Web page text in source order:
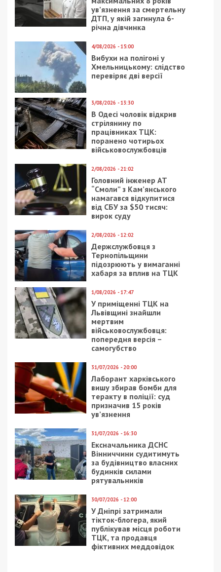
Рекламні блоки дають нам змогу
залишатися незалежними ЗМІ, а вам -
отримувати найсвіжіші новини під ними.
Приєднуйтесь також до 49000 в Google News. Слідкуйте
за останніми новинами!
Читайте також
Предыдущая статья:
В Днепре стреляли из-за вентилятора
Следующая статья:
ЧП в Днепре: из окна третьего этажа
выпал первоклассник
СУСПІЛЬСТВО
11/01/2019 - 17:40
спилил
антипарковочный
столбик
23/10/2024 - 11:33
йде у відставку на тлі
гучних скандалів із
фальшивими
інвалідностями
посадовців
прокуратури
Ночью в Днепре сгорел
мужчина
8/11/2022 - 10:40
З грудня субсидії та
Пенсійний фонд
України